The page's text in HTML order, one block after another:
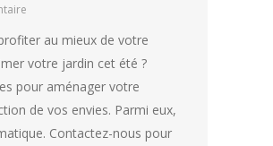
au mieux de votre
votre jardin cet été ?
pour aménager votre
de vos envies. Parmi eux,
Contactez-nous pour